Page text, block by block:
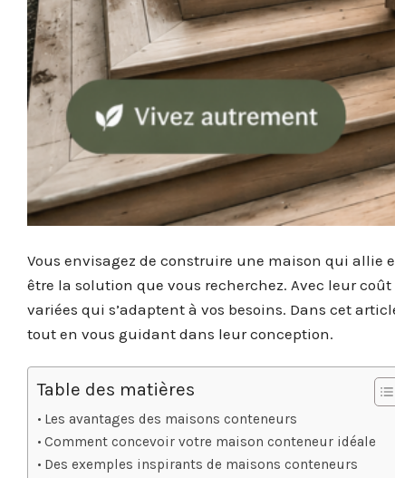
Vous envisagez de construire une maison qui allie
être la solution que vous recherchez. Avec leur
variées qui s’adaptent à vos besoins. Dans cet
tout en vous guidant dans leur conception.
Table des matières
Les avantages des maisons conteneurs
Comment concevoir votre maison conteneur idéale
Des exemples inspirants de maisons conteneurs